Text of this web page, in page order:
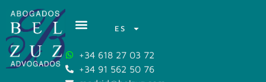
ES
+34 618 27 03 72
+34 91 562 50 76